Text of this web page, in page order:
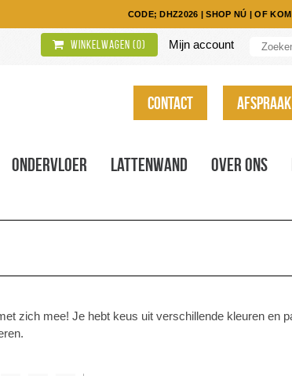
CODE; DHZ2026 |SHOP NÚ |OF
Winkelwagen (0) Mijn account
Contact Afspraak
Ondervloer Lattenwand Over ons
zich mee! Je hebt keus uit verschillende kleuren en